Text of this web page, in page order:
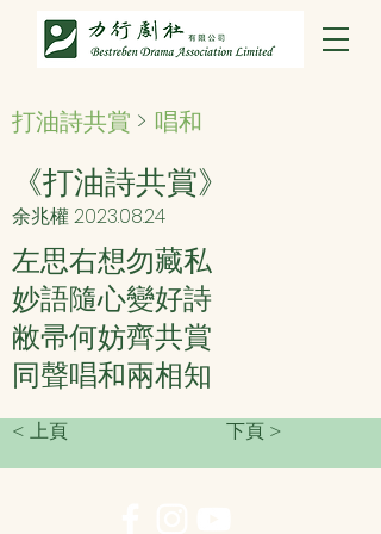
打油詩共賞 > 唱和
《打油詩共賞》
余兆權2023.08.24
左思右想勿藏私
妙語隨心變好詩
敝帚何妨齊共賞
同聲唱和兩相知
< 上頁 下頁 >